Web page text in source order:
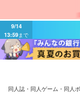
9/14
13:59まで
同人誌・同人ゲーム・同人